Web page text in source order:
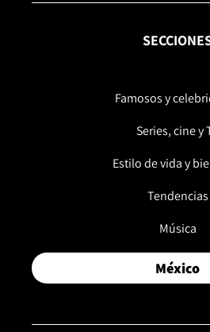
Famosos y
Series, cine y
Estilo de vida y
Tendencias
Música
México